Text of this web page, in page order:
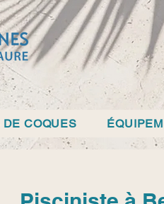
COQUES